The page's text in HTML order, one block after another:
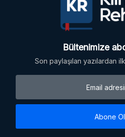
Bültenimize
Son paylaşılan yazılardan
Abone Ol